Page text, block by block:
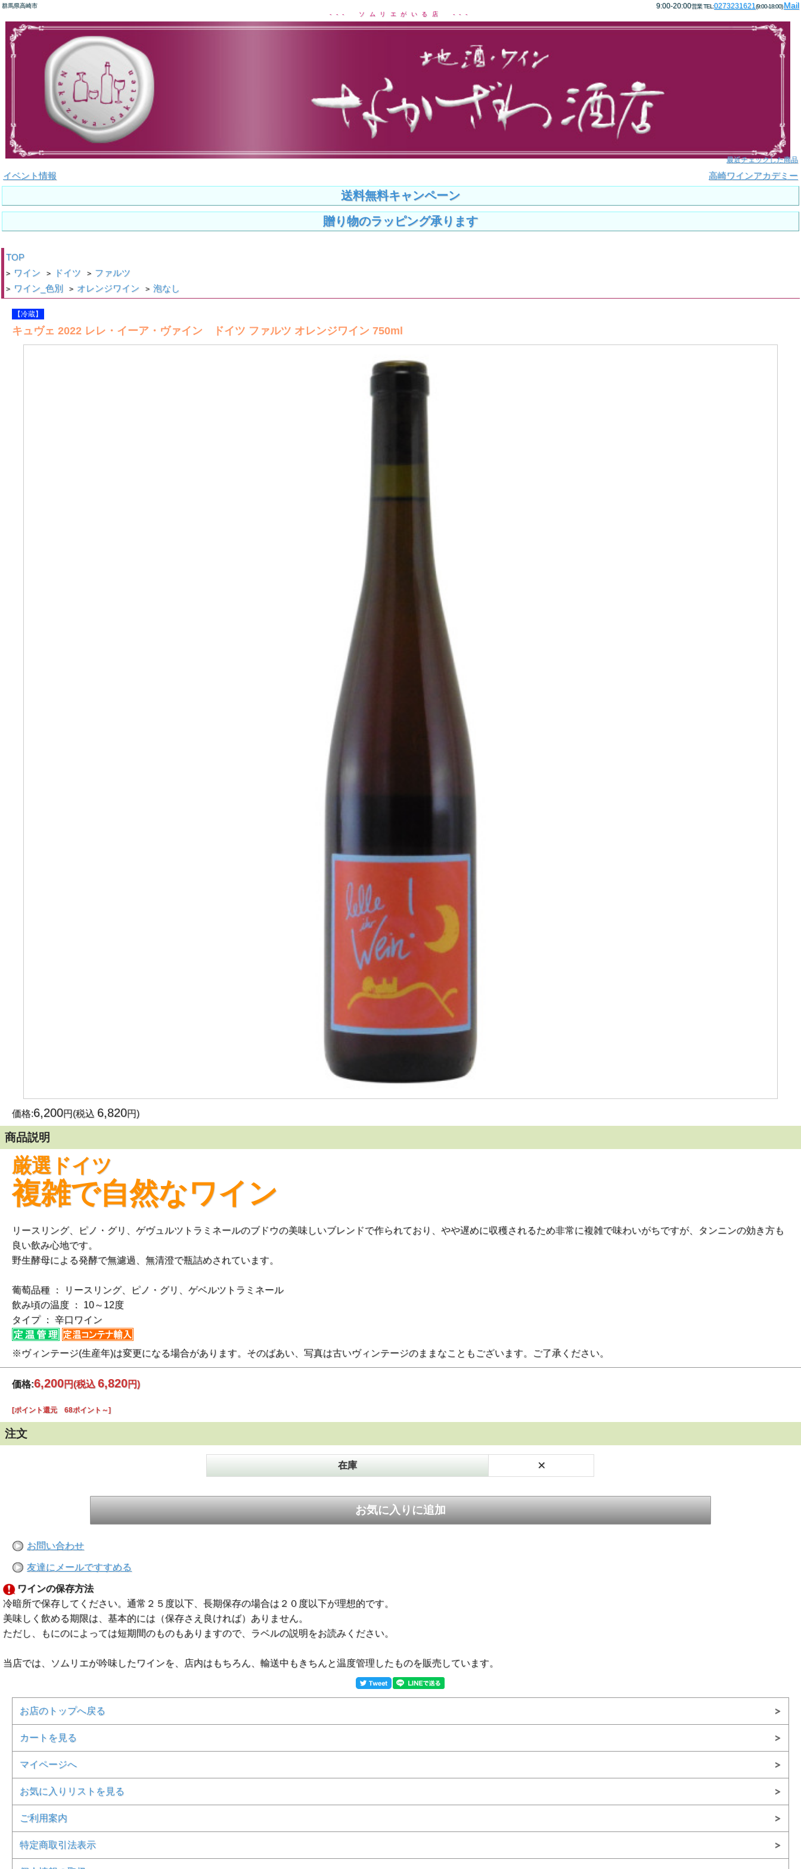
群馬県高崎市 9:00-20:00営業 TEL:0273231621(9:00-18:00)Mail
--- ソムリエがいる店 ---
最近チェックした商品
イベント情報 高崎ワインアカデミー
送料無料キャンペーン
贈り物のラッピング承ります
TOP
> ワイン > ドイツ > ファルツ
> ワイン_色別 > オレンジワイン > 泡なし
【冷蔵】
キュヴェ 2022 レレ・イーア・ヴァイン ドイツ ファルツ オレンジワイン 750ml
価格:6,200円(税込 6,820円)
商品説明
厳選ドイツ
複雑で自然なワイン
リースリング、ピノ・グリ、ゲヴュルツトラミネールのブドウの美味しいブレンドで作られており、やや遅めに収穫されるため非常に複雑で味わいがちですが、タンニンの効き方も
良い飲み心地です。
野生酵母による発酵で無濾過、無清澄で瓶詰めされています。
葡萄品種 ： リースリング、ピノ・グリ、ゲベルツトラミネール
飲み頃の温度 ： 10～12度
タイプ ： 辛口ワイン
※ヴィンテージ(生産年)は変更になる場合があります。そのばあい、写真は古いヴィンテージのままなこともございます。ご了承ください。
価格:6,200円(税込6,820円)
[ポイント還元 68ポイント～]
注文
在庫 ×
お問い合わせ
友達にメールですすめる
ワインの保存方法
冷暗所で保存してください。通常２５度以下、長期保存の場合は２０度以下が理想的です。
美味しく飲める期限は、基本的には（保存さえ良ければ）ありません。
ただし、もにのによっては短期間のものもありますので、ラベルの説明をお読みください。
当店では、ソムリエが吟味したワインを、店内はもちろん、輸送中もきちんと温度管理したものを販売しています。
お店のトップへ戻る
カートを見る
マイページへ
お気に入りリストを見る
ご利用案内
特定商取引法表示